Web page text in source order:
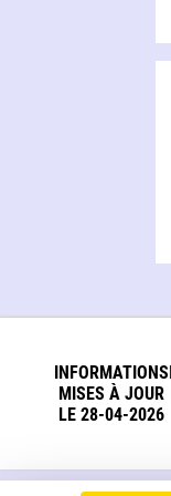
INFORMATIONS
MISES À JOUR
LE 28-04-2026